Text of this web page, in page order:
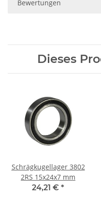
Bewertungen
Dieses
Schrägkugellager 3802
2RS 15x24x7 mm
24,21 € *